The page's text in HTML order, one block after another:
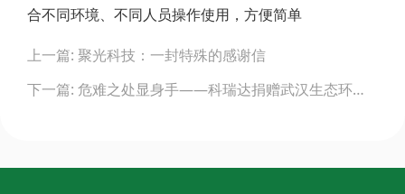
合不同环境、不同人员操作使用，方便简单
navigation
上一篇: 聚光科技：一封特殊的感谢信
下一篇: 危难之处显身手——科瑞达捐赠武汉生态环境局两台余氯在线分析仪助力疫情防控